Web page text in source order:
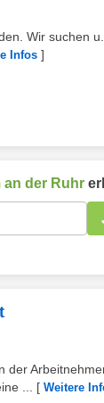
Wir suchen
Infos ]
an der Ruhr
der
...
[ Weitere